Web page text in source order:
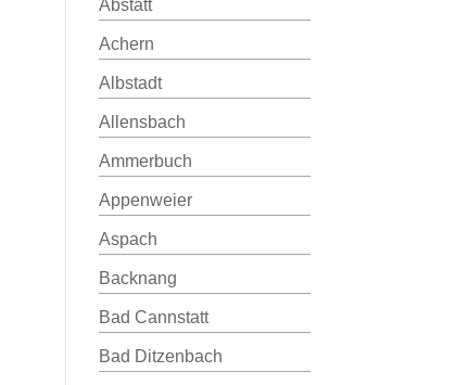
Abstatt
Achern
Albstadt
Allensbach
Ammerbuch
Appenweier
Aspach
Backnang
Bad Cannstatt
Bad Ditzenbach